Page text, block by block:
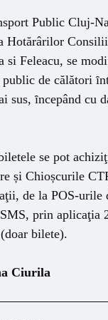
Public Cluj-
Hotărârilor
si Feleacu, se
de călători
sus, ȋncepând cu
se pot
și Chioșcurile
de la POS-urile
prin aplicaţia
bilete).
Ciurila